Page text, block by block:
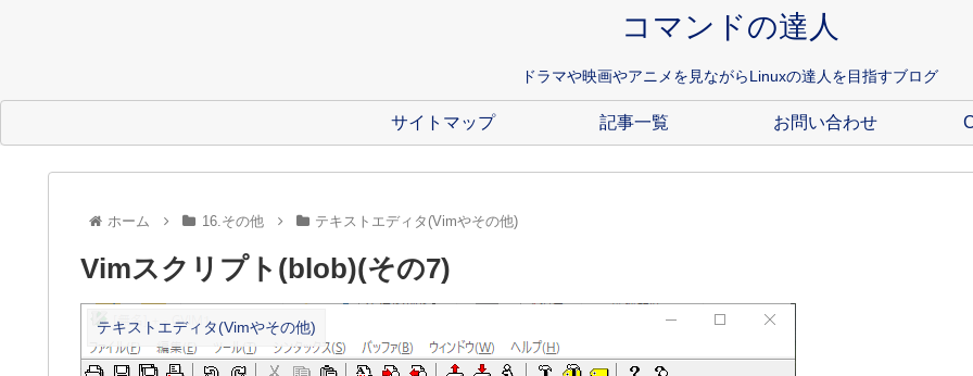
コマンドの達人
ドラマや映画やアニメを見ながらLinuxの達人を目指すブログ
サイトマップ 記事一覧 お問い合わせ
ホーム 16.その他 テキストエディタ(Vimやその他)
Vimスクリプト(blob)(その7)
テキストエディタ(Vimやその他)